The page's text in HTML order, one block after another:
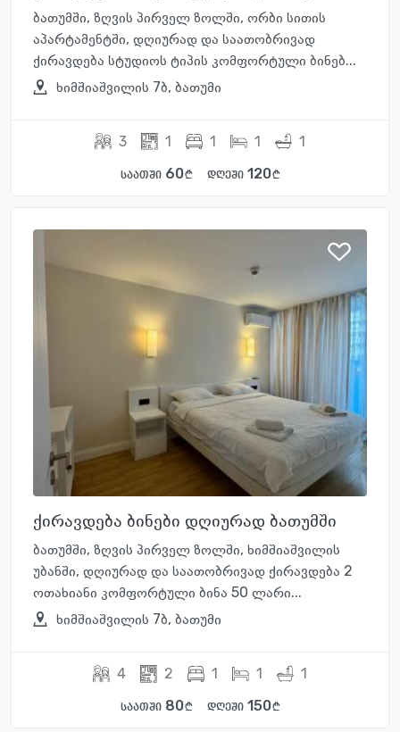
ბათუმში, ზღვის პირველ ზოლში, ორბი სითის
აპარტამენტში, დღიურად და საათობრივად
ქირავდება სტუდიოს ტიპის კომფორტული ბინებ...
ხიმშიაშვილის 7ბ, ბათუმი
3 1 1 1 1
საათში 60 დღეში 120
ქირავდება ბინები დღიურად ბათუმში
ბათუმში, ზღვის პირველ ზოლში, ხიმშიაშვილის
უბანში, დღიურად და საათობრივად ქირავდება 2
ოთახიანი კომფორტული ბინა 50 ლარი...
ხიმშიაშვილის 7ბ, ბათუმი
4 2 1 1 1
საათში 80 დღეში 150